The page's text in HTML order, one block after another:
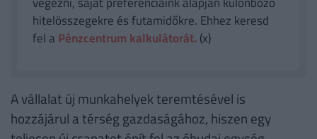
hitelösszegekre és futamidőkre. Ehhez keresd
fel a Pénzcentrum kalkulátorát. (x)
A vállalat új munkahelyek teremtésével is
hozzájárul a térség gazdaságához, hiszen egy